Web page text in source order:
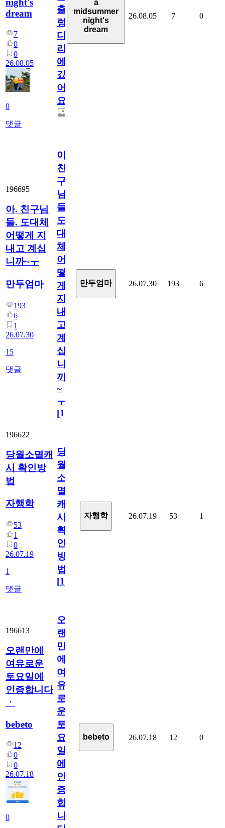
night's
dream
7
0
0
26.08.05
0
댓글
출
렁
다
리
에
갔
어
요.
a
midsummer
night's
dream
26.08.05 7 0
196695
아. 친구님
들. 도대체
어떻게 지
내고 계십
니까~ㅜ
만두엄마
193
6
1
26.07.30
15
댓글
아.
친
구
님
들.
도
대
체
어
떻
게
지
내
고
계
십
니
까
~
ㅜ
[15
만두엄마 26.07.30 193 6
196622
당월소멸캐
시 확인방
법
자행학
53
1
0
26.07.19
1
댓글
당
월
소
멸
캐
시
확
인
방
법
[1]
자행학 26.07.19 53 1
196613
오랜만에
여유로운
토요일에
인증합니다
ㆍ
bebeto
12
0
0
26.07.18
0
오
랜
만
에
여
유
로
운
토
요
일
에
인
증
합
니
bebeto 26.07.18 12 0